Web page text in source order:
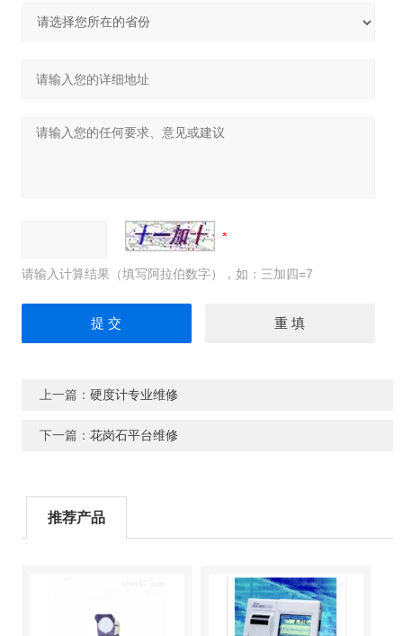
请输入计算结果（填写阿拉伯数字），如：三加四=7
上一篇： 硬度计专业维修
下一篇： 花岗石平台维修
推荐产品